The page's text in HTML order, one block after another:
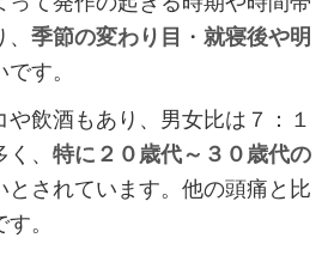
季節の変わり目 ・ 就寝後や明
す。
や飲酒もあり、男女比は７：１
、 特に２０歳代～３０歳代の
とされています。他の頭痛と比
。